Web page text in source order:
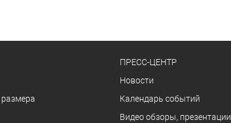
ПРЕСС-ЦЕНТР
Новости
Календарь событий
Видео обзоры, презентации